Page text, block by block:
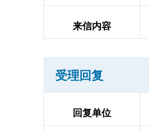
来信内容
受理回复
回复单位